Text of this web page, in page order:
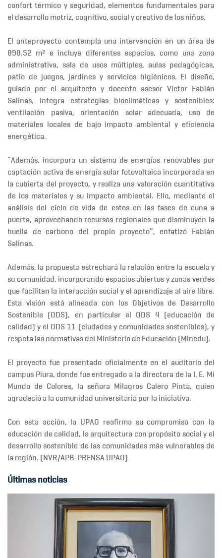
confort térmico y seguridad, elementos fundamentales para
el desarrollo motriz, cognitivo, social y creativo de los niños.
El anteproyecto contempla una intervención en un área de
898.52 m² e incluye diferentes espacios, como una zona
administrativa, sala de usos múltiples, aulas pedagógicas,
patio de juegos, jardines y servicios higiénicos. El diseño,
guiado por el arquitecto y docente asesor Víctor Fabián
Salinas, integra estrategias bioclimáticas y sostenibles:
ventilación pasiva, orientación solar adecuada, uso de
materiales locales de bajo impacto ambiental y eficiencia
energética.
“Además, incorpora un sistema de energías renovables por
captación activa de energía solar fotovoltaica incorporada en
la cubierta del proyecto, y realiza una valoración cuantitativa
de los materiales y su impacto ambiental. Ello, mediante el
análisis del ciclo de vida de estos en las fases de cuna a
puerta, aprovechando recursos regionales que disminuyen la
huella de carbono del propio proyecto”, enfatizó Fabián
Salinas.
Además, la propuesta estrechará la relación entre la escuela y
su comunidad, incorporando espacios abiertos y zonas verdes
que faciliten la interacción social y el aprendizaje al aire libre.
Esta visión está alineada con los Objetivos de Desarrollo
Sostenible (ODS), en particular el ODS 4 (educación de
calidad) y el ODS 11 (ciudades y comunidades sostenibles), y
respeta las normativas del Ministerio de Educación (Minedu).
El proyecto fue presentado oficialmente en el auditorio del
campus Piura, donde fue entregado a la directora de la I. E. Mi
Mundo de Colores, la señora Milagros Calero Pinta, quien
agradeció a la comunidad universitaria por la iniciativa.
Con esta acción, la UPAO reafirma su compromiso con la
educación de calidad, la arquitectura con propósito social y el
desarrollo sostenible de las comunidades más vulnerables de
la región. (NVR/APB-PRENSA UPAO)
Últimas noticias